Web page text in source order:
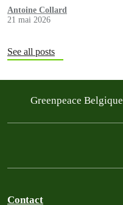
Antoine Collard
21 mai 2026
See all posts
Greenpeace Belgique
Contact